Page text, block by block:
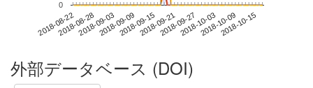
2018-08-222018-08-282018-09-032018-09-092018-09-152018-09-212018-09-272018-10-032018-10-092018-10-15
0
外部データベース (DOI)